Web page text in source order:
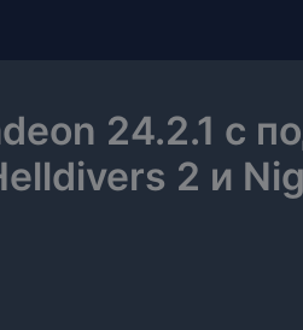
24.2.1 с
2 и